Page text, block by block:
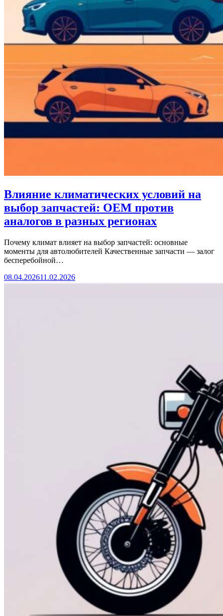
Влияние климатических условий на
выбор запчастей: OEM против
аналогов в разных регионах
Почему климат влияет на выбор запчастей: основные
моменты для автолюбителей Качественные запчасти — залог
бесперебойной…
08.04.202611.02.2026